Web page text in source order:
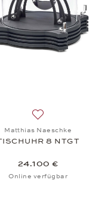
Matthias Naeschke
8 NTGT
24.100 €
Online verfügbar